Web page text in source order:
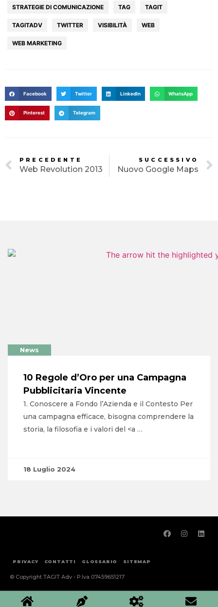
STRATEGIE DI COMUNICAZIONE TAG TAGIT
TAGITADV TWITTER VISIBILITÀ WEB
WEB MARKETING
Facebook Twitter LinkedIn WhatsApp
Pinterest Telegram
PRECEDENTE
Web Revolution 2013
SUCCESSIVO
Nuovo Google Maps
News
10 Regole d’Oro per una Campagna
Pubblicitaria Vincente
1. Conoscere a Fondo l’Azienda e il Contesto Per
una campagna efficace, bisogna comprendere la
storia, la filosofia e i valori del <a …
18 Luglio 2024
© Copyright TAGIT Adv - P.Iva 07459651217
PRIVACY CONTATTI GLOSSARIO SITEMAP
HOME
AGENZIA
SERVIZI
CLIENTI
BLOG